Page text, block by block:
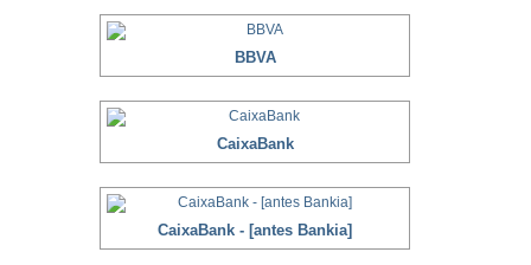
BBVA
CaixaBank
CaixaBank - [antes Bankia]